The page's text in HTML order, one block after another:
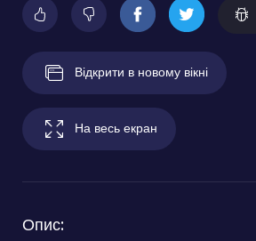
Відкрити в новому вікні
На весь екран
Опис: